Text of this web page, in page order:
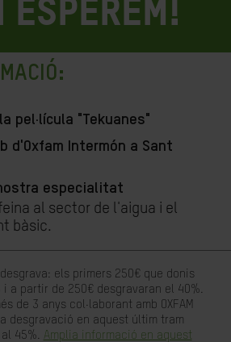
ESPEREM!
pel·lícula "Tekuanes"
d'Oxfam Intermón a Sant
especialitat
al sector de l'aigua i el
bàsic.
els primers 250€ que donis
i a partir de 250€ desgravaran el 40%.
de 3 anys col·laborant amb OXFAM
desgravació en aquest últim tram
45%. Amplia informació en aquest